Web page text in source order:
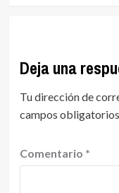
Deja una
Tu dirección de
campos
Comentario *